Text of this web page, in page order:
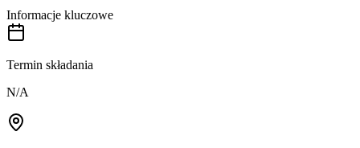
Informacje kluczowe
Termin składania
N/A